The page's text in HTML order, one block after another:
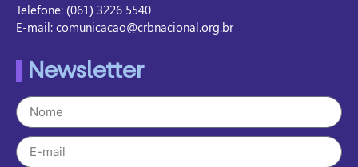
Telefone: (061) 3226 5540
E-mail: comunicacao@crbnacional.org.br
Newsletter